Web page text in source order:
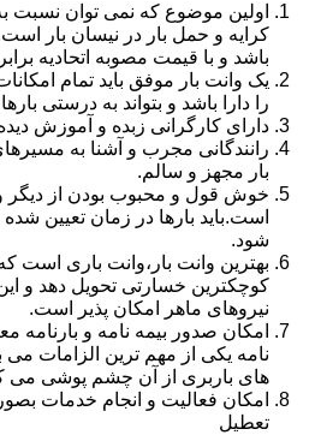
اولین موضوع که نمی توان نسبت
کرایه و حمل بار در نیسان بار
باشد و با قیمت مصوبه اتحادیه
یک وانت بار موفق باید تمام
را دارا باشد و بتواند به درستی
دارای کارگرانی زبده و آموزش
رانندگانی مجرب و آشنا به
بار مجهز و سالم.
خوش قول و محبوب بودن از دیگر
است.باید بارها در زمان تعیین
شود.
بهترین وانت بار،وانت باری است
کوچکترین خسارتی تحویل دهد و این
نیروهای ماهر امکان پذیر است.
امکان صدور بیمه نامه و بارنامه
نامه یکی از مهم ترین الزامات
های باربری از آن چشم پوشی می
تعطیل